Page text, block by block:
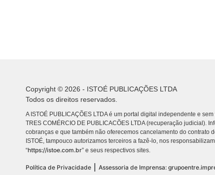
Copyright © 2026 - ISTOÉ PUBLICAÇÕES LTDA
Todos os direitos reservados.
A ISTOÉ PUBLICAÇÕES LTDA é um portal digital independente e
TRES COMÉRCIO DE PUBLICACÕES LTDA (recuperação judicial).
cobranças e que também não oferecemos cancelamento do contrato
ISTOÉ, tampouco autorizamos terceiros a fazê-lo, nos
“https://istoe.com.br” e seus respectivos sites.
Política de Privacidade Assessoria de Imprensa: